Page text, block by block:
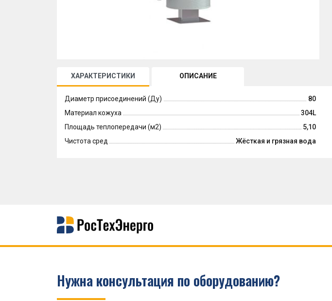
ХАРАКТЕРИСТИКИ ОПИСАНИЕ
Диаметр присоединений (Ду) 80
Материал кожуха
304L
Площадь теплопередачи (м2)
5,10
Чистота сред
Жёсткая и грязная вода
Нужна консультация по оборудованию?